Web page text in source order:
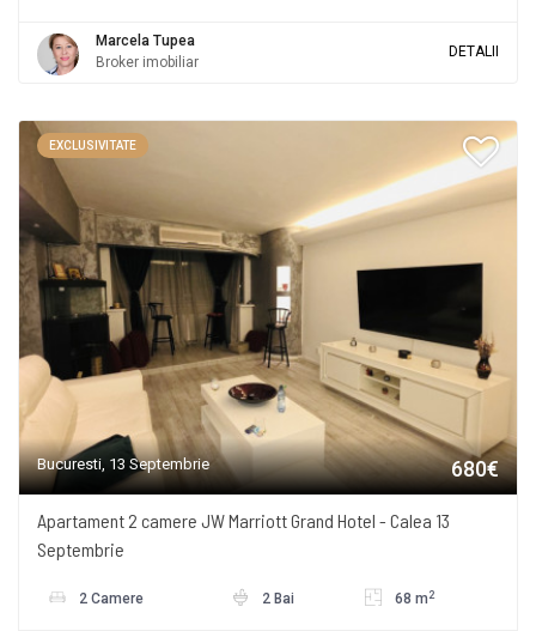
Marcela Tupea
Broker imobiliar
DETALII
EXCLUSIVITATE
Bucuresti, 13 Septembrie 680€
Apartament 2 camere JW Marriott Grand Hotel - Calea 13
Septembrie
2 Camere 2 Bai 68 m 2